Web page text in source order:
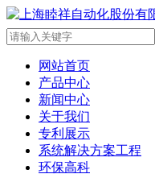
网站首页
产品中心
新闻中心
关于我们
专利展示
系统解决方案工程
环保高科